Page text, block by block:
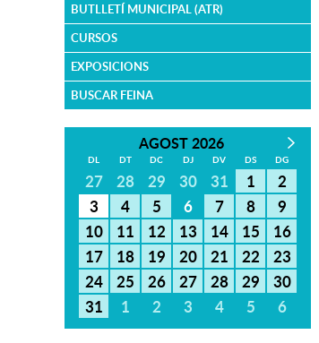
BUTLLETÍ MUNICIPAL (ATR)
CURSOS
EXPOSICIONS
BUSCAR FEINA
AGOST 2026
DL DT DC DJ DV DS DG
27 28 29 30 31 1
2
3
4 5 6 7 8
9
10
11 12 13 14 15
16
17
18 19 20 21 22
23
24
25 26 27 28 29
30
31
1 2 3 4 5 6